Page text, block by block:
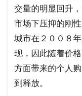
交量的明显回升
市场下压抑的刚
城市在２００８
现，因此随着价
方面带来的个人
到释放。